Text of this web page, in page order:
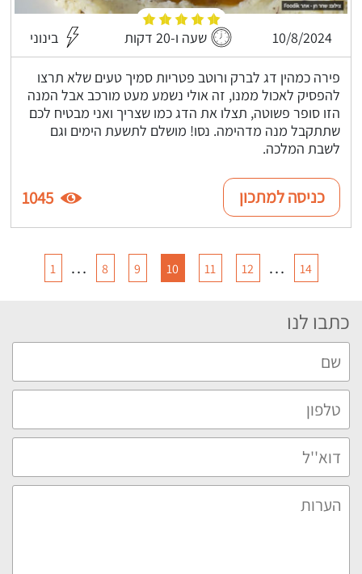
10/8/2024 שעה ו-20 דקות בינוני
פירה כמהין דג לברק ורוטב פטריות סמיך טעים שלא תרצו
להפסיק לאכול ממנו, זה אולי נשמע מעט מורכב אבל המנה
הזו סופר פשוטה, תצלו את הדג כמו שצריך ואני מבטיח לכם
שתתקבל מנה מדהימה. נסו! מושלם לתשעת הימים וגם
לשבת המלכה.
כניסה למתכון 1045
1 … 8 9 10 11 12 … 14
כתבו לנו